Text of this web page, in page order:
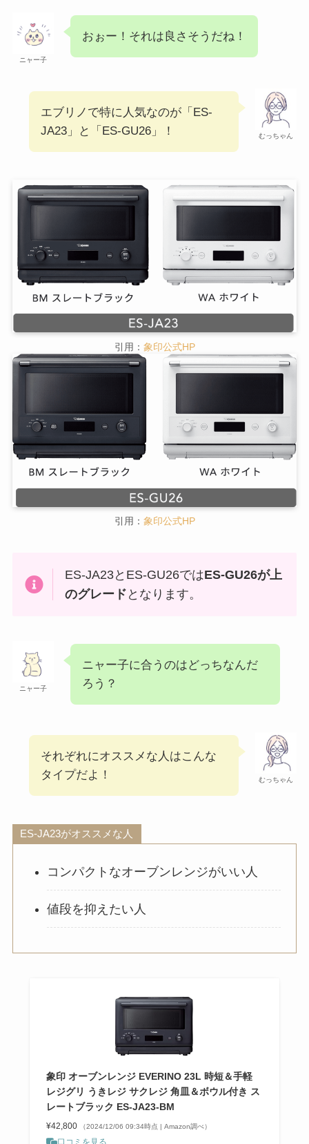
ニャー子
おぉー！それは良さそうだね！
むっちゃん
エブリノで特に人気なのが「ES-
JA23」と「ES-GU26」！
引用： 象印公式HP
引用： 象印公式HP
ES-JA23とES-GU26ではES-GU26が上
のグレード となります。
ニャー子
ニャー子に合うのはどっちなんだ
ろう？
むっちゃん
それぞれにオススメな人はこんな
タイプだよ！
ES-JA23がオススメな人
コンパクトなオーブンレンジがいい人
値段を抑えたい人
象印 オーブンレンジ EVERINO 23L 時短＆手軽
レジグリ うきレジ サクレジ 角皿＆ボウル付き ス
レートブラック ES-JA23-BM
¥42,800 （2024/12/06 09:34時点 | Amazon調べ）